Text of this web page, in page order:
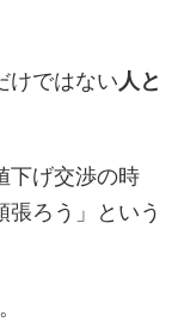
けではない人と
下げ交渉の時
張ろう」という